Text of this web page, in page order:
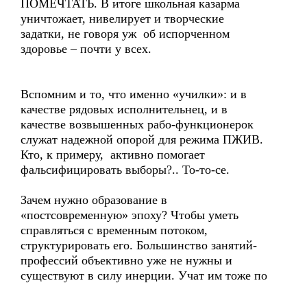
ПОМЕЧТАТЬ. В итоге школьная казарма
уничтожает, нивелирует и творческие
задатки, не говоря уж об испорченном
здоровье – почти у всех.
Вспомним и то, что именно «училки»: и в
качестве рядовых исполнительнец, и в
качестве возвышенных рабо-функционерок
служат надежной опорой для режима ПЖИВ.
Кто, к примеру, активно помогает
фальсифицировать выборы?.. То-то-се.
Зачем нужно образование в
«постсовременную» эпоху? Чтобы уметь
справляться с временным потоком,
структурировать его. Большинство занятий-
профессий объективно уже не нужны и
существуют в силу инерции. Учат им тоже по